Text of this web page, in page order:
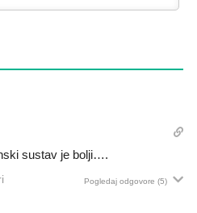
sustav je bolji….
Pogledaj odgovore (5)